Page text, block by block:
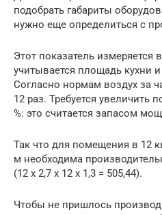
подобрать габариты
нужно еще определиться с
Этот показатель измеряется
учитывается площадь кухни
Согласно нормам воздух за
12 раз. Требуется увеличить
%: это считается запасом
Так что для помещения в 12
м необходима
(12 x 2,7 x 12 x 1,3 = 505,44).
Чтобы не пришлось